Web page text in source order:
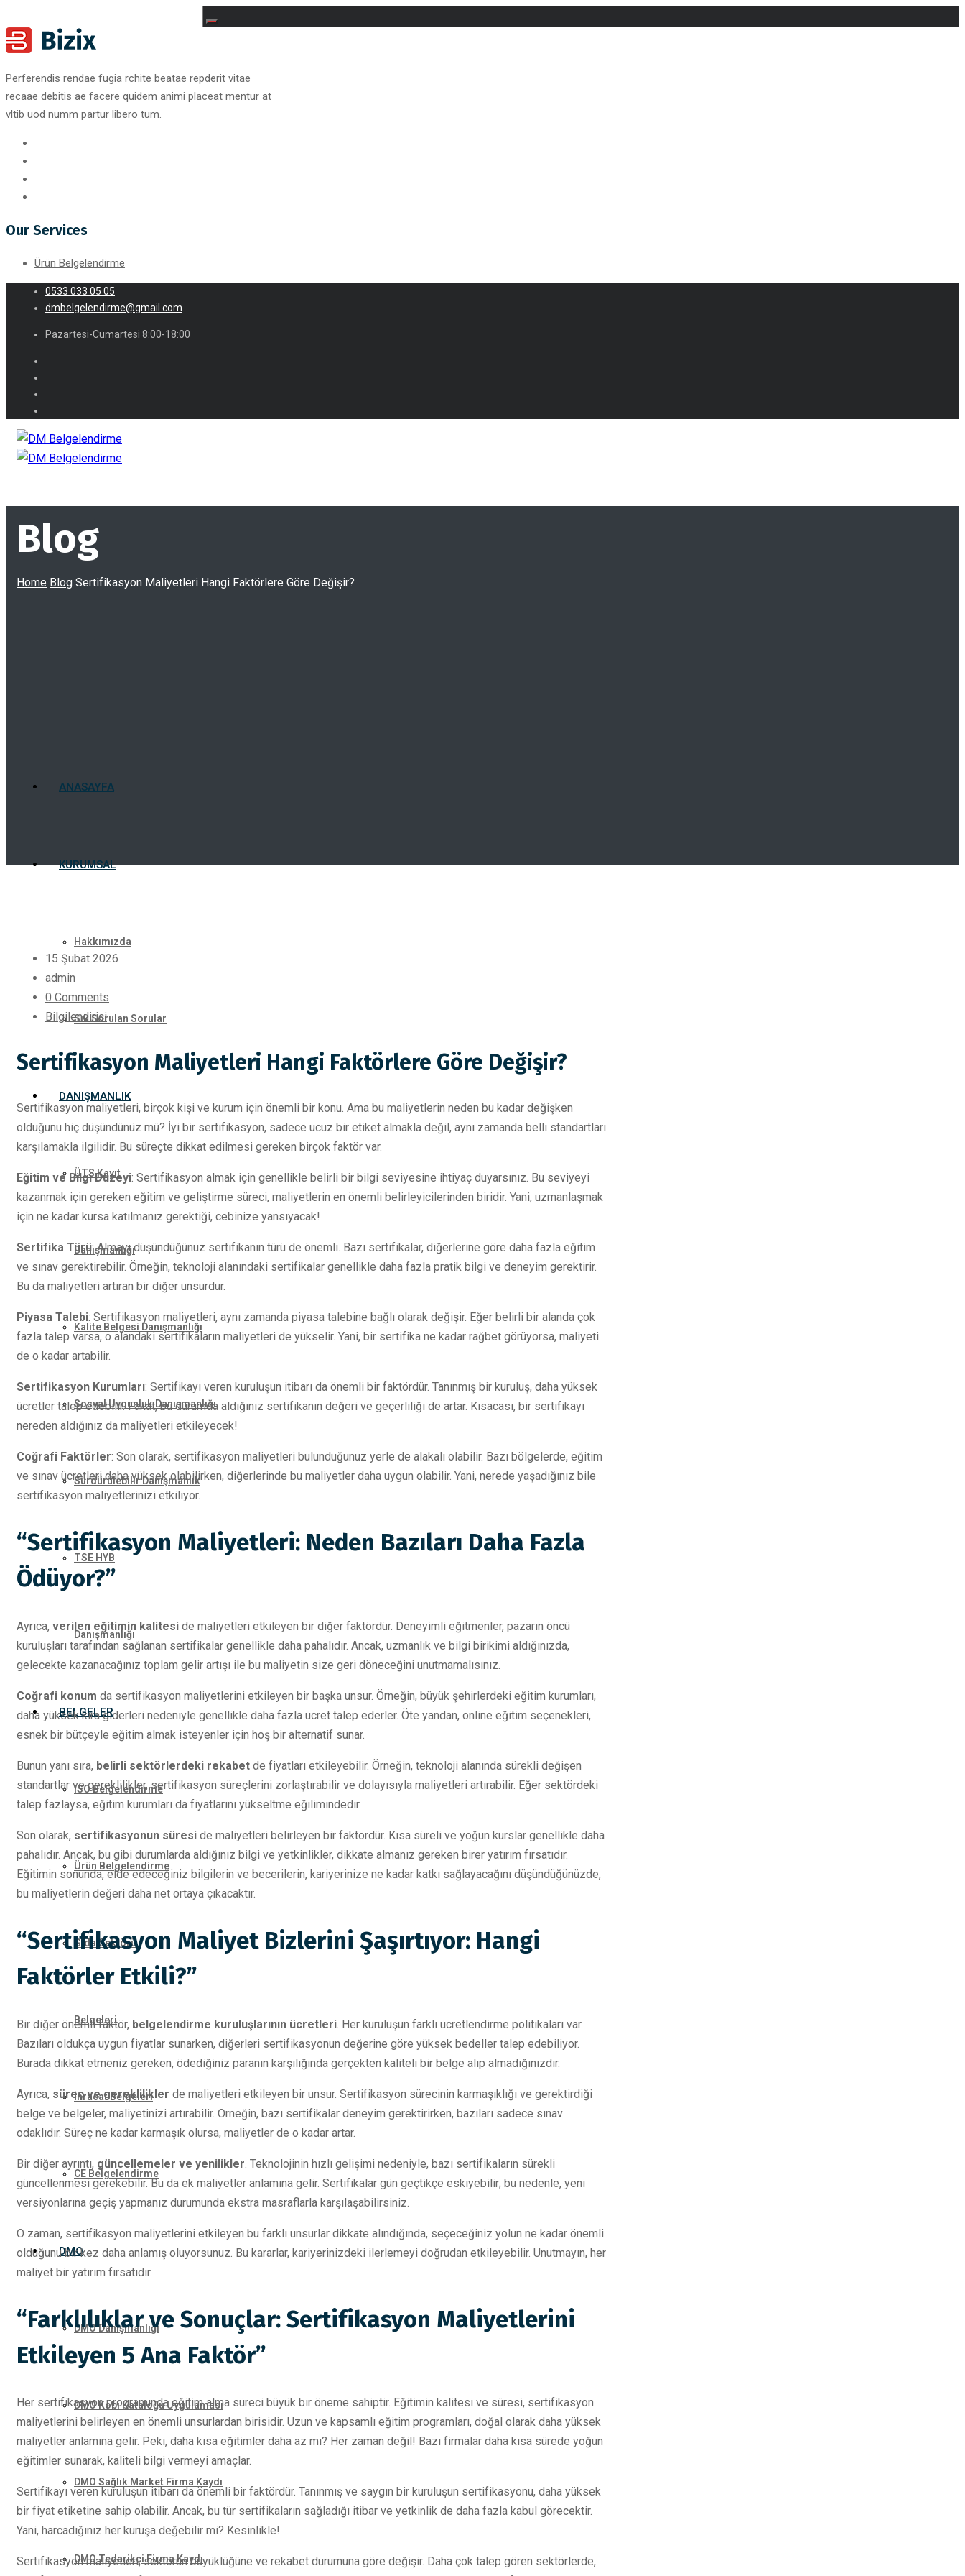
Perferendis rendae fugia rchite beatae repderit vitae
recaae debitis ae facere quidem animi placeat mentur at
vltib uod numm partur libero tum.
Our Services
Ürün Belgelendirme
0533 033 05 05
dmbelgelendirme@gmail.com
Pazartesi-Cumartesi 8:00-18:00
ANASAYFA
KURUMSAL
Hakkımızda
Sık Sorulan Sorular
DANIŞMANLIK
ÜTS Kayıt
Danışmanlığı
Kalite Belgesi Danışmanlığı
Sosyal Uygunluk Danışmanlığı
Sürdürülebilir Danışmanlık
TSE HYB
Danışmanlığı
BELGELER
ISO Belgelendirme
Ürün Belgelendirme
Gıda Sektörü
Belgeleri
İhracat Belgeleri
CE Belgelendirme
DMO
DMO Danışmanlığı
DMO Kobi Kataloğu Uygulaması
DMO Sağlık Market Firma Kaydı
DMO Tedarikçi Firma Kaydı
Blog
Home Blog Sertifikasyon Maliyetleri Hangi Faktörlere Göre Değişir?
15 Şubat 2026
admin
0 Comments
Bilgilendirici
Sertifikasyon Maliyetleri Hangi Faktörlere Göre Değişir?
Sertifikasyon maliyetleri, birçok kişi ve kurum için önemli bir konu. Ama bu maliyetlerin neden bu kadar değişken
olduğunu hiç düşündünüz mü? İyi bir sertifikasyon, sadece ucuz bir etiket almakla değil, aynı zamanda belli standartları
karşılamakla ilgilidir. Bu süreçte dikkat edilmesi gereken birçok faktör var.
Eğitim ve Bilgi Düzeyi: Sertifikasyon almak için genellikle belirli bir bilgi seviyesine ihtiyaç duyarsınız. Bu seviyeyi
kazanmak için gereken eğitim ve geliştirme süreci, maliyetlerin en önemli belirleyicilerinden biridir. Yani, uzmanlaşmak
için ne kadar kursa katılmanız gerektiği, cebinize yansıyacak!
Sertifika Türü: Almayı düşündüğünüz sertifikanın türü de önemli. Bazı sertifikalar, diğerlerine göre daha fazla eğitim
ve sınav gerektirebilir. Örneğin, teknoloji alanındaki sertifikalar genellikle daha fazla pratik bilgi ve deneyim gerektirir.
Bu da maliyetleri artıran bir diğer unsurdur.
Piyasa Talebi: Sertifikasyon maliyetleri, aynı zamanda piyasa talebine bağlı olarak değişir. Eğer belirli bir alanda çok
fazla talep varsa, o alandaki sertifikaların maliyetleri de yükselir. Yani, bir sertifika ne kadar rağbet görüyorsa, maliyeti
de o kadar artabilir.
Sertifikasyon Kurumları: Sertifikayı veren kuruluşun itibarı da önemli bir faktördür. Tanınmış bir kuruluş, daha yüksek
ücretler talep edebilir. Fakat, bu durumda aldığınız sertifikanın değeri ve geçerliliği de artar. Kısacası, bir sertifikayı
nereden aldığınız da maliyetleri etkileyecek!
Coğrafi Faktörler: Son olarak, sertifikasyon maliyetleri bulunduğunuz yerle de alakalı olabilir. Bazı bölgelerde, eğitim
ve sınav ücretleri daha yüksek olabilirken, diğerlerinde bu maliyetler daha uygun olabilir. Yani, nerede yaşadığınız bile
sertifikasyon maliyetlerinizi etkiliyor.
“Sertifikasyon Maliyetleri: Neden Bazıları Daha Fazla
Ödüyor?”
Ayrıca, verilen eğitimin kalitesi de maliyetleri etkileyen bir diğer faktördür. Deneyimli eğitmenler, pazarın öncü
kuruluşları tarafından sağlanan sertifikalar genellikle daha pahalıdır. Ancak, uzmanlık ve bilgi birikimi aldığınızda,
gelecekte kazanacağınız toplam gelir artışı ile bu maliyetin size geri döneceğini unutmamalısınız.
Coğrafi konum da sertifikasyon maliyetlerini etkileyen bir başka unsur. Örneğin, büyük şehirlerdeki eğitim kurumları,
daha yüksek kira giderleri nedeniyle genellikle daha fazla ücret talep ederler. Öte yandan, online eğitim seçenekleri,
esnek bir bütçeyle eğitim almak isteyenler için hoş bir alternatif sunar.
Bunun yanı sıra, belirli sektörlerdeki rekabet de fiyatları etkileyebilir. Örneğin, teknoloji alanında sürekli değişen
standartlar ve gereklilikler, sertifikasyon süreçlerini zorlaştırabilir ve dolayısıyla maliyetleri artırabilir. Eğer sektördeki
talep fazlaysa, eğitim kurumları da fiyatlarını yükseltme eğilimindedir.
Son olarak, sertifikasyonun süresi de maliyetleri belirleyen bir faktördür. Kısa süreli ve yoğun kurslar genellikle daha
pahalıdır. Ancak, bu gibi durumlarda aldığınız bilgi ve yetkinlikler, dikkate almanız gereken birer yatırım fırsatıdır.
Eğitimin sonunda, elde edeceğiniz bilgilerin ve becerilerin, kariyerinize ne kadar katkı sağlayacağını düşündüğünüzde,
bu maliyetlerin değeri daha net ortaya çıkacaktır.
“Sertifikasyon Maliyet Bizlerini Şaşırtıyor: Hangi
Faktörler Etkili?”
Bir diğer önemli faktör, belgelendirme kuruluşlarının ücretleri . Her kuruluşun farklı ücretlendirme politikaları var.
Bazıları oldukça uygun fiyatlar sunarken, diğerleri sertifikasyonun değerine göre yüksek bedeller talep edebiliyor.
Burada dikkat etmeniz gereken, ödediğiniz paranın karşılığında gerçekten kaliteli bir belge alıp almadığınızdır.
Ayrıca, süreç ve gereklilikler de maliyetleri etkileyen bir unsur. Sertifikasyon sürecinin karmaşıklığı ve gerektirdiği
belge ve belgeler, maliyetinizi artırabilir. Örneğin, bazı sertifikalar deneyim gerektirirken, bazıları sadece sınav
odaklıdır. Süreç ne kadar karmaşık olursa, maliyetler de o kadar artar.
Bir diğer ayrıntı, güncellemeler ve yenilikler . Teknolojinin hızlı gelişimi nedeniyle, bazı sertifikaların sürekli
güncellenmesi gerekebilir. Bu da ek maliyetler anlamına gelir. Sertifikalar gün geçtikçe eskiyebilir; bu nedenle, yeni
versiyonlarına geçiş yapmanız durumunda ekstra masraflarla karşılaşabilirsiniz.
O zaman, sertifikasyon maliyetlerini etkileyen bu farklı unsurlar dikkate alındığında, seçeceğiniz yolun ne kadar önemli
olduğunu bir kez daha anlamış oluyorsunuz. Bu kararlar, kariyerinizdeki ilerlemeyi doğrudan etkileyebilir. Unutmayın, her
maliyet bir yatırım fırsatıdır.
“Farklılıklar ve Sonuçlar: Sertifikasyon Maliyetlerini
Etkileyen 5 Ana Faktör”
Her sertifikasyon programında eğitim alma süreci büyük bir öneme sahiptir. Eğitimin kalitesi ve süresi, sertifikasyon
maliyetlerini belirleyen en önemli unsurlardan birisidir. Uzun ve kapsamlı eğitim programları, doğal olarak daha yüksek
maliyetler anlamına gelir. Peki, daha kısa eğitimler daha az mı? Her zaman değil! Bazı firmalar daha kısa sürede yoğun
eğitimler sunarak, kaliteli bilgi vermeyi amaçlar.
Sertifikayı veren kuruluşun itibarı da önemli bir faktördür. Tanınmış ve saygın bir kuruluşun sertifikasyonu, daha yüksek
bir fiyat etiketine sahip olabilir. Ancak, bu tür sertifikaların sağladığı itibar ve yetkinlik de daha fazla kabul görecektir.
Yani, harcadığınız her kuruşa değebilir mi? Kesinlikle!
Sertifikasyon maliyetleri, sektörün büyüklüğüne ve rekabet durumuna göre değişir. Daha çok talep gören sektörlerde,